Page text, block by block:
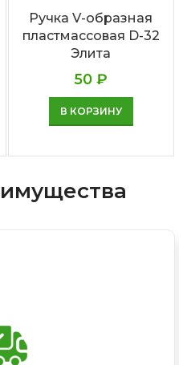
Ручка V-образная
пластмассовая D-32
Элита
50₽
В КОРЗИНУ